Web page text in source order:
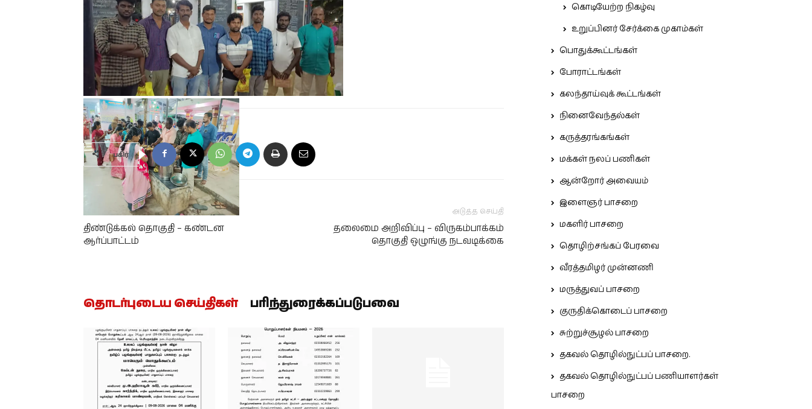
பகிர்
முந்தைய செய்தி
திண்டுக்கல் தொகுதி – கண்டன
ஆர்ப்பாட்டம்
அடுத்த செய்தி
தலைமை அறிவிப்பு – விருகம்பாக்கம்
தொகுதி ஒழுங்கு நடவடிக்கை
தொடர்புடைய செய்திகள் பரிந்துரைக்கப்படுபவை
கொடியேற்ற நிகழ்வு
உறுப்பினர் சேர்க்கை முகாம்கள்
பொதுக்கூட்டங்கள்
போராட்டங்கள்
கலந்தாய்வுக் கூட்டங்கள்
நினைவேந்தல்கள்
கருத்தரங்கங்கள்
மக்கள் நலப் பணிகள்
ஆன்றோர் அவையம்
இளைஞர் பாசறை
மகளிர் பாசறை
தொழிற்சங்கப் பேரவை
வீரத்தமிழர் முன்னணி
மருத்துவப் பாசறை
குருதிக்கொடைப் பாசறை
சுற்றுச்சூழல் பாசறை
தகவல் தொழில்நுட்பப் பாசறை.
தகவல் தொழில்நுட்பப் பணியாளர்கள்
பாசறை